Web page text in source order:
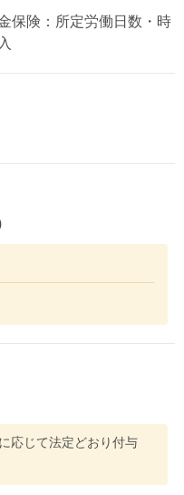
保険：所定労働日数・時
応じて法定どおり付与